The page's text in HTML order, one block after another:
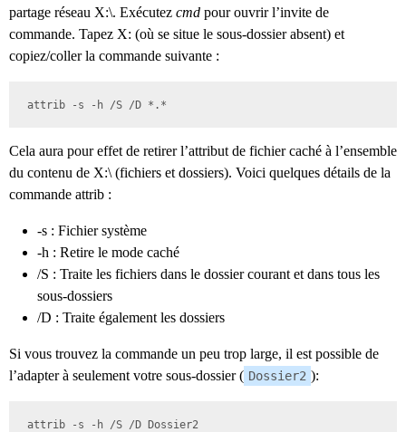
partage réseau X:\. Exécutez cmd pour ouvrir l’invite de
commande. Tapez X: (où se situe le sous-dossier absent) et
copiez/coller la commande suivante :
attrib -s -h /S /D *.*
Cela aura pour effet de retirer l’attribut de fichier caché à l’ensemble
du contenu de X:\ (fichiers et dossiers). Voici quelques détails de la
commande attrib :
-s : Fichier système
-h : Retire le mode caché
/S : Traite les fichiers dans le dossier courant et dans tous les
sous-dossiers
/D : Traite également les dossiers
Si vous trouvez la commande un peu trop large, il est possible de
l’adapter à seulement votre sous-dossier ( Dossier2 ):
attrib -s -h /S /D Dossier2